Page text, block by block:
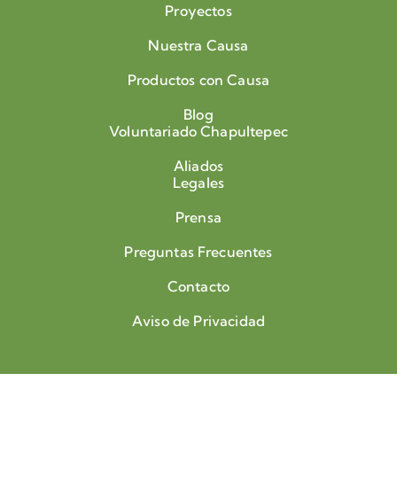
Proyectos
Nuestra Causa
Productos con Causa
Blog
Voluntariado Chapultepec
Aliados
Legales
Prensa
Preguntas Frecuentes
Contacto
Aviso de Privacidad